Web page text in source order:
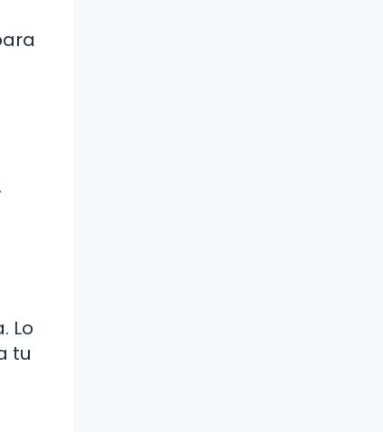
Lo
tu